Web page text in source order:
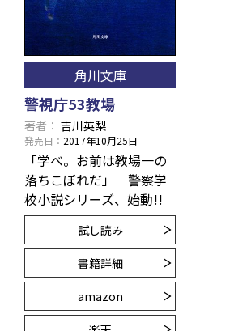
角川文庫
警視庁53教場
著者 吉川英梨
発売日 2017年10月25日
「学べ。お前は教場一の
落ちこぼれだ」 警察学
校小説シリーズ、始動!!
試し読み
書籍詳細
amazon